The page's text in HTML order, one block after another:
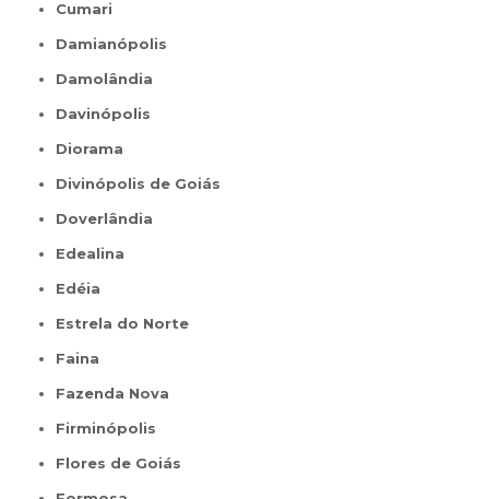
Cumari
Damianópolis
Damolândia
Davinópolis
Diorama
Divinópolis de Goiás
Doverlândia
Edealina
Edéia
Estrela do Norte
Faina
Fazenda Nova
Firminópolis
Flores de Goiás